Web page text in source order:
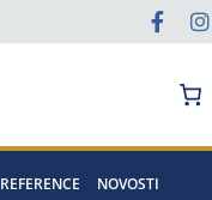
REFERENCE NOVOSTI